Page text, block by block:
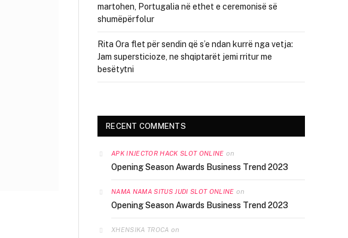
martohen, Portugalia në ethet e ceremonisë së
shumëpërfolur
Rita Ora flet për sendin që s’e ndan kurrë nga vetja:
Jam supersticioze, ne shqiptarët jemi rritur me
besëtytni
RECENT COMMENTS
APK INJECTOR HACK SLOT ONLINE on
Opening Season Awards Business Trend 2023
NAMA NAMA SITUS JUDI SLOT ONLINE on
Opening Season Awards Business Trend 2023
XHENSIKA TROCA on